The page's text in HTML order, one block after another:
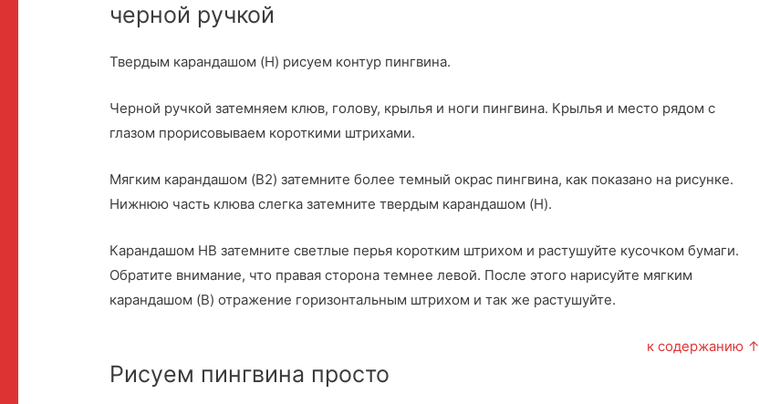
черной ручкой
Твердым карандашом (H) рисуем контур пингвина.
Черной ручкой затемняем клюв, голову, крылья и ноги пингвина. Крылья и место рядом с
глазом прорисовываем короткими штрихами.
Мягким карандашом (B2) затемните более темный окрас пингвина, как показано на рисунке.
Нижнюю часть клюва слегка затемните твердым карандашом (H).
Карандашом HB затемните светлые перья коротким штрихом и растушуйте кусочком бумаги.
Обратите внимание, что правая сторона темнее левой. После этого нарисуйте мягким
карандашом (B) отражение горизонтальным штрихом и так же растушуйте.
к содержанию ↑
Рисуем пингвина просто